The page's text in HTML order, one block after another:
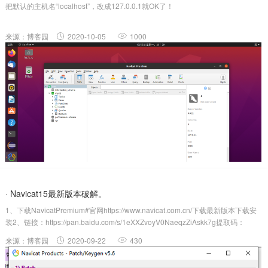
把默认的主机名“localhost”，改成127.0.0.1就OK了！
来源：博客园 2020-10-05 1000
· Navicat15最新版本破解。
1、下载NavicatPremium#官网https://www.navicat.com.cn/下载最新版本下载安
装2、链接：https://pan.baidu.com/s/1eXXZvoyV0NaeqzZiAskk7g提取码：
来源：博客园 2020-09-22 430